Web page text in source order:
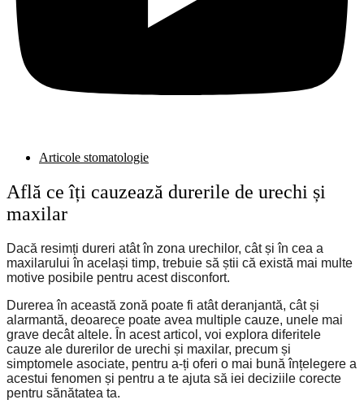
Articole stomatologie
Află ce îți cauzează durerile de urechi și
maxilar
Dacă resimți dureri atât în zona urechilor, cât și în cea a
maxilarului în același timp, trebuie să știi că există mai multe
motive posibile pentru acest disconfort.
Durerea în această zonă poate fi atât deranjantă, cât și
alarmantă, deoarece poate avea multiple cauze, unele mai
grave decât altele. În acest articol, voi explora diferitele
cauze ale durerilor de urechi și maxilar, precum și
simptomele asociate, pentru a-ți oferi o mai bună înțelegere a
acestui fenomen și pentru a te ajuta să iei deciziile corecte
pentru sănătatea ta.